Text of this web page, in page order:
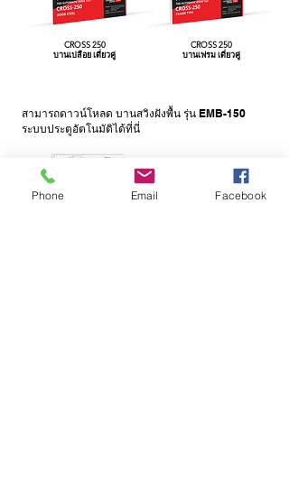
CROSS 250
บานเปลือย เดี่ยวคู่
CROSS 250
บานเฟรม เดี่ยวคู่
สามารถดาวน์โหลด บานสวิงฝังพื้น รุ่น EMB-150
ระบบประตูอัตโนมัติได้ที่นี่
Phone Email Facebook